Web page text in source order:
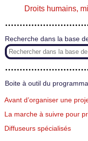
Droits humains,
Recherche dans la base
Boite à outil du
Avant d’organiser une
La marche à suivre pour
Diffuseurs spécialisés